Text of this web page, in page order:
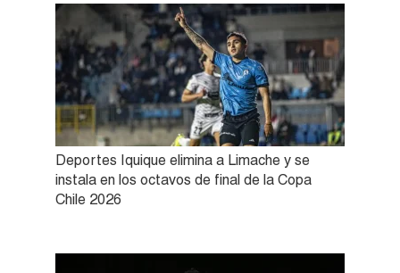
Deportes Iquique elimina a Limache y se
instala en los octavos de final de la Copa
Chile 2026